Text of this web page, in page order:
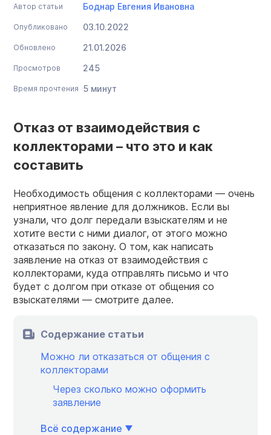
Автор статьи Боднар Евгения Ивановна
Опубликовано 03.10.2022
Обновлено 21.01.2026
Просмотров 245
Время прочтения 5 минут
Отказ от взаимодействия с
коллекторами – что это и как
составить
Необходимость общения с коллекторами — очень
неприятное явление для должников. Если вы
узнали, что долг передали взыскателям и не
хотите вести с ними диалог, от этого можно
отказаться по закону. О том, как написать
заявление на отказ от взаимодействия с
коллекторами, куда отправлять письмо и что
будет с долгом при отказе от общения со
взыскателями — смотрите далее.
Содержание статьи
Можно ли отказаться от общения с
коллекторами
Через сколько можно оформить
заявление
Всё содержание